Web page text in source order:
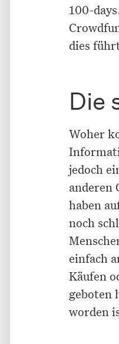
100-
dies
Die
Woher
jedoch
anderen
haben
noch
einfach
Käufen
geboten
worden